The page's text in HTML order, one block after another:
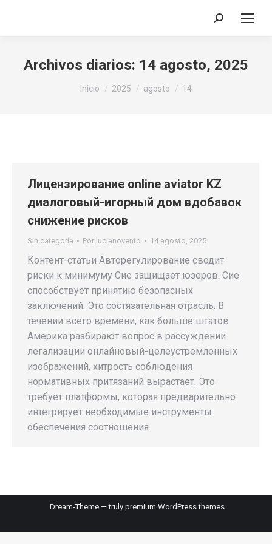
Buscar:
Archivos diarios: 14 agosto, 2025
Estás aquí:
Inicio 2025 agosto 14
Лицензирование online aviator KZ
диалоговый-игорный дом вдобавок
снижение рисков
Sin categoría Por lucianovento 14 agosto, 2025
Контент-статьи Авторегулирование сводит
риски к минимуму Сие защищает юзеров. Сие
способствует принятию безопасных
заключений. Это состязательная отрасль. В
течении всего времени, как больше штатов
Америка разбирают вопрос в рассуждении
легализации онлайновый-целеустремленных
изображений, хитрость соблюдения
нормативных притязаний вырастает. Это
требует платформы, которая предварительно
интегрирует необходимые инструменты
обеспечения соотношения.
Dream-Theme — truly premium WordPress themes